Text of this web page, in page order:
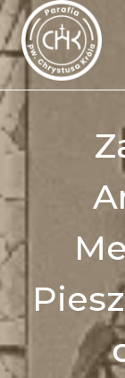
Przejdź
do
treści